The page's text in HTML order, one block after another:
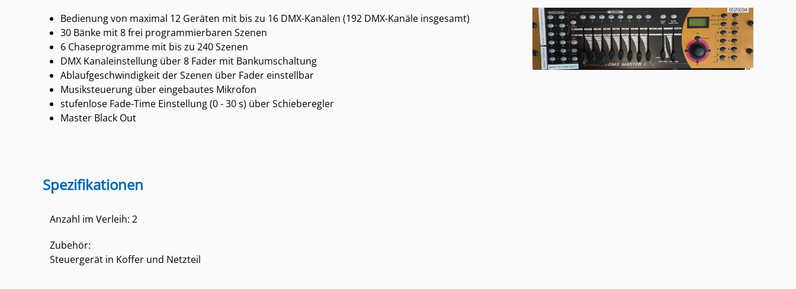
Bedienung von maximal 12 Geräten mit bis zu 16 DMX-Kanälen (192 DMX-Kanäle insgesamt)
30 Bänke mit 8 frei programmierbaren Szenen
6 Chaseprogramme mit bis zu 240 Szenen
DMX Kanaleinstellung über 8 Fader mit Bankumschaltung
Ablaufgeschwindigkeit der Szenen über Fader einstellbar
Musiksteuerung über eingebautes Mikrofon
stufenlose Fade-Time Einstellung (0 - 30 s) über Schieberegler
Master Black Out
Spezifikationen
Anzahl im Verleih: 2
Zubehör:
Steuergerät in Koffer und Netzteil